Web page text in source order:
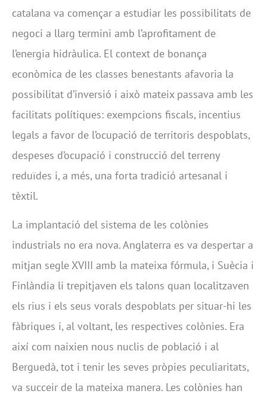
catalana va començar a estudiar les possibilitats de
negoci a llarg termini amb l’aprofitament de
l’energia hidràulica. El context de bonança
econòmica de les classes benestants afavoria la
possibilitat d’inversió i això mateix passava amb les
facilitats polítiques: exempcions fiscals, incentius
legals a favor de l’ocupació de territoris despoblats,
despeses d’ocupació i construcció del terreny
reduïdes i, a més, una forta tradició artesanal i
tèxtil.
La implantació del sistema de les colònies
industrials no era nova. Anglaterra es va despertar a
mitjan segle XVIII amb la mateixa fórmula, i Suècia i
Finlàndia li trepitjaven els talons quan localitzaven
els rius i els seus vorals despoblats per situar-hi les
fàbriques i, al voltant, les respectives colònies. Era
així com naixien nous nuclis de població i al
Berguedà, tot i tenir les seves pròpies peculiaritats,
va succeir de la mateixa manera. Les colònies han